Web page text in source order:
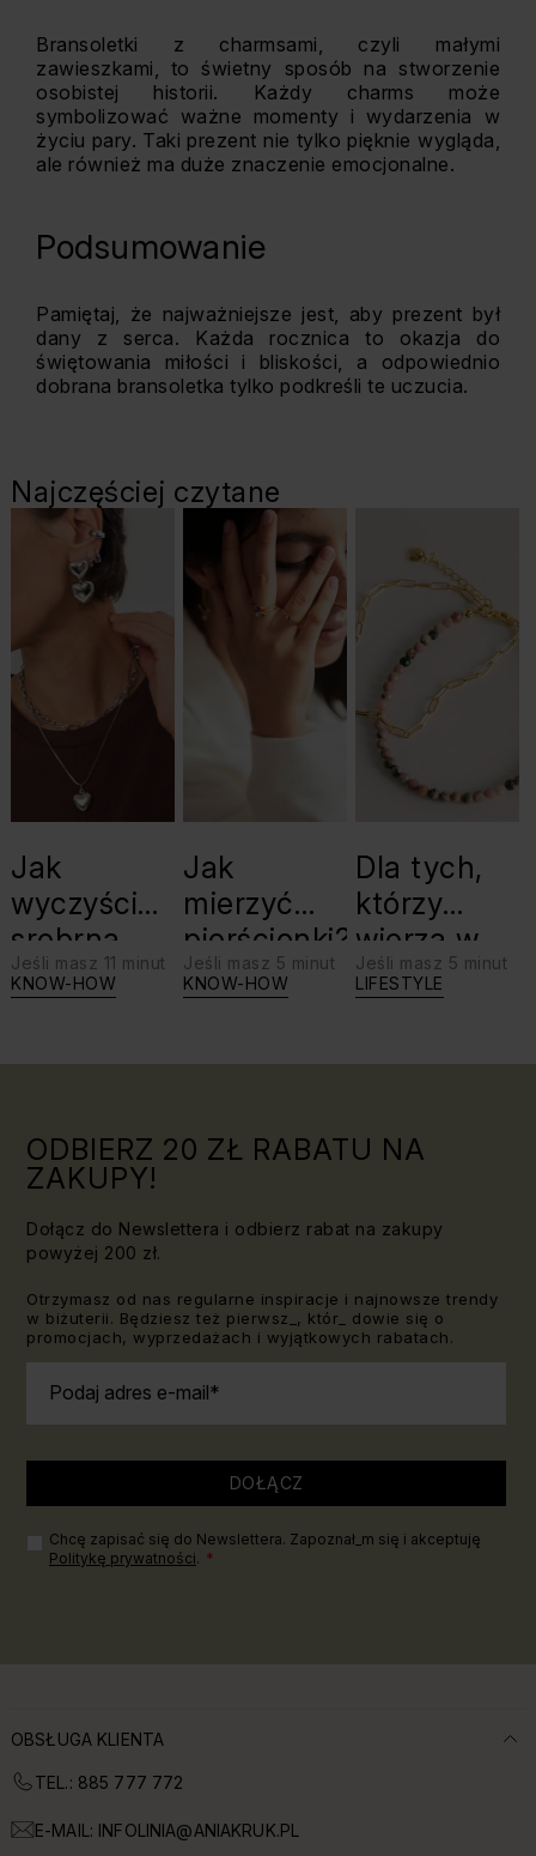
Bransoletki z charmsami, czyli małymi
zawieszkami, to świetny sposób na stworzenie
osobistej historii. Każdy charms może
symbolizować ważne momenty i wydarzenia w
życiu pary. Taki prezent nie tylko pięknie wygląda,
ale również ma duże znaczenie emocjonalne.
Podsumowanie
Pamiętaj, że najważniejsze jest, aby prezent był
dany z serca. Każda rocznica to okazja do
świętowania miłości i bliskości, a odpowiednio
dobrana bransoletka tylko podkreśli te uczucia.
Najczęściej czytane
Jak
wyczyścić
srebrną
biżuterię?
Jeśli masz 11 minut
KNOW-HOW
Jak
mierzyć
pierścionki?
Jeśli masz 5 minut
KNOW-HOW
Dla tych,
którzy
wierzą w
swoje siły:
Jeśli masz 5 minut
LIFESTYLE
ODBIERZ 20 ZŁ RABATU NA
ZAKUPY!
Dołącz do Newslettera i odbierz rabat na zakupy
powyżej 200 zł.
Otrzymasz od nas regularne inspiracje i najnowsze trendy
w biżuterii. Będziesz też pierwsz_, któr_ dowie się o
promocjach, wyprzedażach i wyjątkowych rabatach.
Podaj adres e-mail
DOŁĄCZ
Chcę zapisać się do Newslettera. Zapoznał_m się i akceptuję
Politykę prywatności.
OBSŁUGA KLIENTA
TEL.: 885 777 772
E-MAIL: INFOLINIA@ANIAKRUK.PL